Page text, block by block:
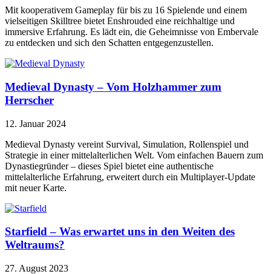
Mit kooperativem Gameplay für bis zu 16 Spielende und einem
vielseitigen Skilltree bietet Enshrouded eine reichhaltige und
immersive Erfahrung. Es lädt ein, die Geheimnisse von Embervale
zu entdecken und sich den Schatten entgegenzustellen.
Medieval Dynasty – Vom Holzhammer zum
Herrscher
12. Januar 2024
Medieval Dynasty vereint Survival, Simulation, Rollenspiel und
Strategie in einer mittelalterlichen Welt. Vom einfachen Bauern zum
Dynastiegründer – dieses Spiel bietet eine authentische
mittelalterliche Erfahrung, erweitert durch ein Multiplayer-Update
mit neuer Karte.
Starfield – Was erwartet uns in den Weiten des
Weltraums?
27. August 2023